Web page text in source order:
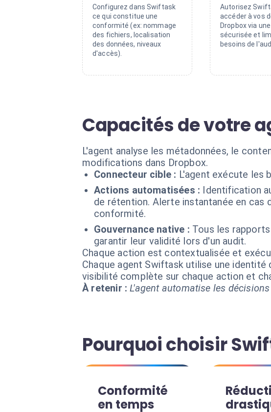
Configurez dans Swiftask
ce qui constitue une
conformité (ex: nommage
des fichiers, localisation
des données, niveaux
d'accès).
Autorisez
accéder à vos
Dropbox via
sécurisée et
besoins de
Capacités de votre
L'agent analyse les métadonnées, le
modifications dans Dropbox.
Connecteur cible : L'agent exécute les
Actions automatisées : Identification
de rétention. Alerte instantanée en cas
conformité.
Gouvernance native : Tous les
garantir leur validité lors d'un audit.
Chaque action est contextualisée et
Chaque agent Swiftask utilise une identité
visibilité complète sur chaque action et
À retenir : L'agent automatise les
Pourquoi choisir
Conformité
en temps